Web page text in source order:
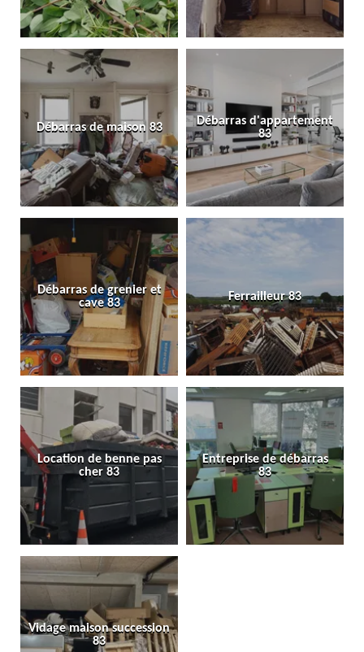
Débarras de maison 83
Débarras d'appartement
83
Débarras de grenier et
cave 83
Ferrailleur 83
Location de benne pas
cher 83
Entreprise de débarras
83
Vidage maison succession
83